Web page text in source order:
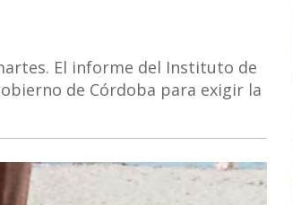
El informe del Instituto de
de Córdoba para exigir la